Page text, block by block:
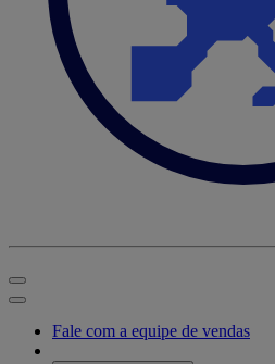
Fale com a equipe de vendas